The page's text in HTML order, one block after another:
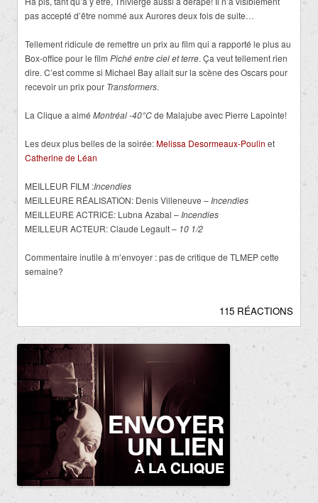
pas accepté d’être nommé aux Aurores deux fois de suite…
Tellement ridicule de remettre un prix au film qui a rapporté le plus au
Box-office pour le film Piché entre ciel et terre. Ça veut tellement rien
dire. C’est comme si Michael Bay allait sur la scène des Oscars pour
recevoir un prix pour Transformers.
La Clique a aimé Montréal -40°Cde Malajube avec Pierre Lapointe!
Les deux plus belles de la soirée:Melissa Desormeaux-Poulin et
Catherine de Léan
MEILLEUR FILM :Incendies
MEILLEURE RÉALISATION: Denis Villeneuve – Incendies
MEILLEURE ACTRICE: Lubna Azabal – Incendies
MEILLEUR ACTEUR: Claude Legault – 10 1/2
Commentaire inutile à m’envoyer : pas de critique de TLMEP cette
semaine?
115 RÉACTIONS